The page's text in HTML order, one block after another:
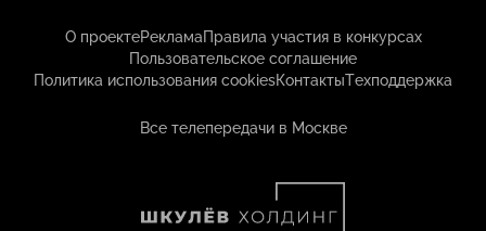
О проектеРекламаПравила участия в конкурсах
Пользовательское соглашение
Политика использования cookiesКонтактыТехподдержка
Все телепередачи в Москве